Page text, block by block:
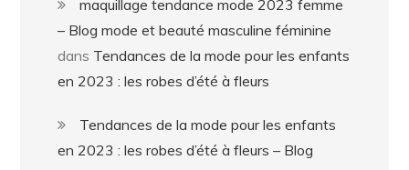
maquillage tendance mode 2023 femme
– Blog mode et beauté masculine féminine
dans Tendances de la mode pour les enfants
en 2023 : les robes d’été à fleurs
Tendances de la mode pour les enfants
en 2023 : les robes d’été à fleurs – Blog